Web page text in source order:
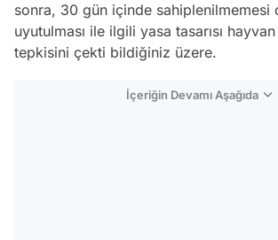
sonra, 30 gün içinde sahiplenilmemesi
uyutulması ile ilgili yasa tasarısı
tepkisini çekti bildiğiniz üzere.
İçeriğin Devamı Aşağıda